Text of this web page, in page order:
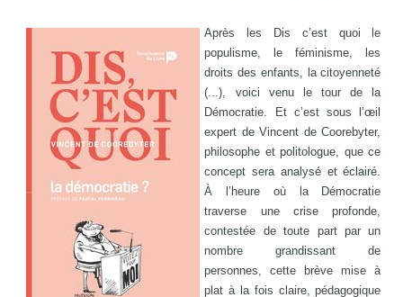
Après les Dis c’est quoi le
populisme, le féminisme, les
droits des enfants, la citoyenneté
(...), voici venu le tour de la
Démocratie. Et c’est sous l’œil
expert de Vincent de Coorebyter,
philosophe et politologue, que ce
concept sera analysé et éclairé.
À l’heure où la Démocratie
traverse une crise profonde,
contestée de toute part par un
nombre grandissant de
personnes, cette brève mise à
plat à la fois claire, pédagogique